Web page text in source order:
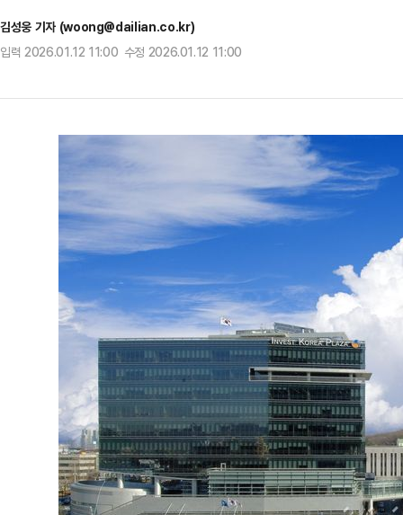
김성웅 기자 (woong@dailian.co.kr)
입력 2026.01.12 11:00 수정 2026.01.12 11:00